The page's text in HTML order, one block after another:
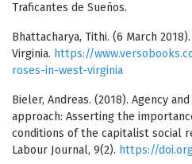
Traficantes de Sueños.
Bhattacharya, Tithi. (6 March
Virginia. https://
roses-in-west-virginia
Bieler, Andreas. (2018). Agency
approach: Asserting the
conditions of the capitalist social
Labour Journal, 9(2). https://